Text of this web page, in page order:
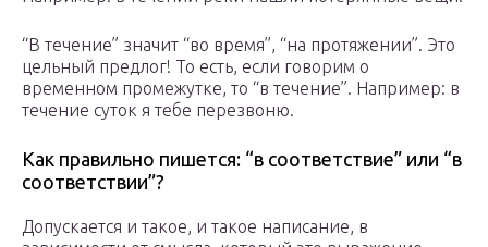
“В течение” значит “во время”, “на протяжении”. Это
цельный предлог! То есть, если говорим о
временном промежутке, то “в течение”. Например: в
течение суток я тебе перезвоню.
Как правильно пишется: “в соответствие” или “в
соответствии”?
Допускается и такое, и такое написание, в